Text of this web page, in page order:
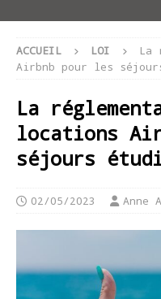
ACCUEIL LOI
La
Airbnb pour les
La
locations
séjours
02/05/2023 Anne